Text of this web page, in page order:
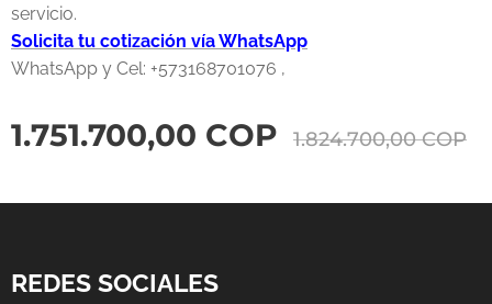
servicio.
Solicita tu cotización vía WhatsApp
WhatsApp y Cel: +573168701076 ,
1.751.700,00 COP 1.824.700,00COP
REDES SOCIALES